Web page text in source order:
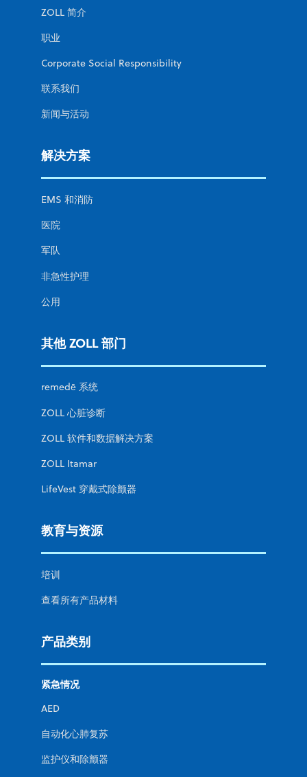
ZOLL 简介
职业
Corporate Social Responsibility
联系我们
新闻与活动
解决方案
EMS 和消防
医院
军队
非急性护理
公用
其他 ZOLL 部门
remedē 系统
ZOLL 心脏诊断
ZOLL 软件和数据解决方案
ZOLL Itamar
LifeVest 穿戴式除颤器
教育与资源
培训
查看所有产品材料
产品类别
紧急情况
AED
自动化心肺复苏
监护仪和除颤器